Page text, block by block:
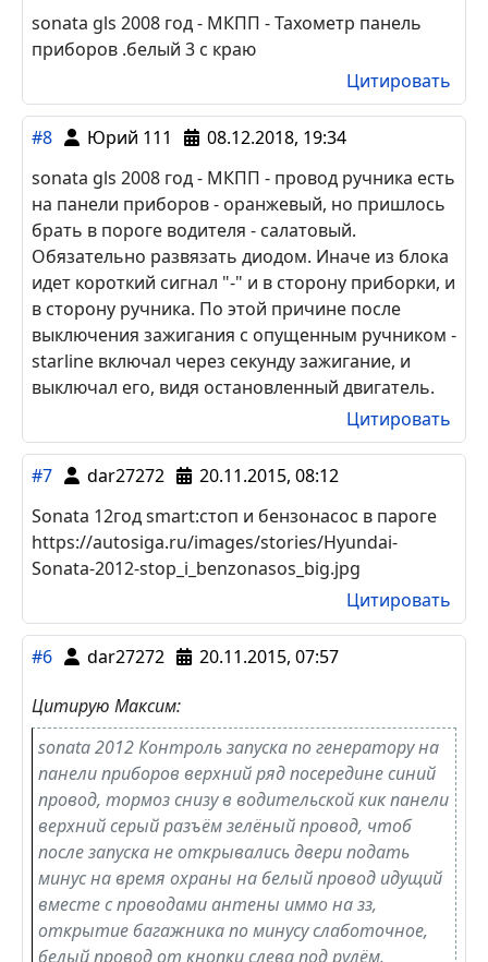
#10 Давид
15.09.2023, 08:47
Sonata 2008 зажигание 2 оранжевый толстый на
замке зажигания, что бы работала печка
#9 Юрий7
13.11.2019, 08:41
sonata gls 2008 год - МКПП - Тахометр панель
приборов .белый 3 с краю
Цитировать
#8 Юрий 111
08.12.2018, 19:34
на панели приборов - оранжевый, но пришлось
брать в пороге водителя - салатовый.
Обязательно развязать диодом. Иначе из блока
идет короткий сигнал "-" и в сторону приборки, и
в сторону ручника. По этой причине после
выключения зажигания с опущенным ручником -
starline включал через секунду зажигание, и
выключал его, видя остановленный двигатель.
#7 dar27272
Sonata 12год smart:стоп и бензонасос в пароге
https://autosiga.ru/images/stories/Hyundai-
Sonata-2012-stop_i_benzonasos_big.jpg
Цитировать
#6 dar27272 20.11.2015, 07:57
Цитирую Максим: